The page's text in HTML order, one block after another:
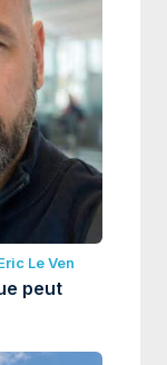
Le Ven
peut